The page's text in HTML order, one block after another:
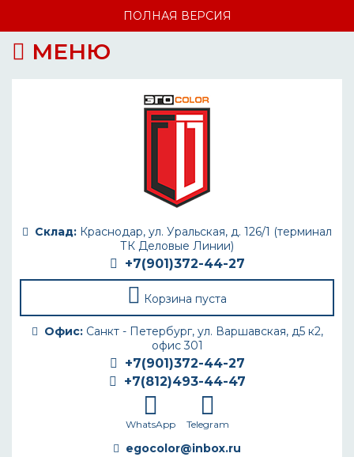
ПОЛНАЯ ВЕРСИЯ
МЕНЮ
Склад: Краснодар, ул. Уральская, д. 126/1 (терминал
ТК Деловые Линии)
+7(901)372-44-27
Корзина пуста
Офис:Санкт - Петербург, ул. Варшавская, д5 к2,
офис 301
+7(901)372-44-27
+7(812)493-44-47
WhatsApp Telegram
egocolor@inbox.ru